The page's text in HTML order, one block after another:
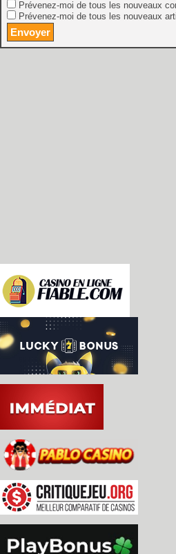
Prévenez-moi de tous les nouveaux
Prévenez-moi de tous les nouveaux